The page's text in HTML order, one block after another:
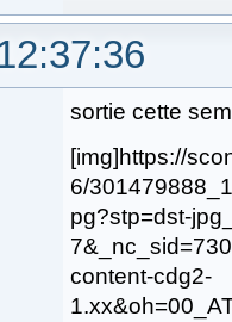
sortie cette
[img]https://
6/
pg?stp=dst-
content-cdg2-